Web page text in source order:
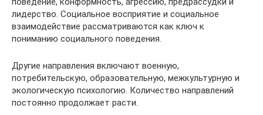
лидерство. Социальное восприятие и социальное
взаимодействие рассматриваются как ключ к
пониманию социального поведения.
Другие направления включают военную,
потребительскую, образовательную, межкультурную и
экологическую психологию. Количество направлений
постоянно продолжает расти.